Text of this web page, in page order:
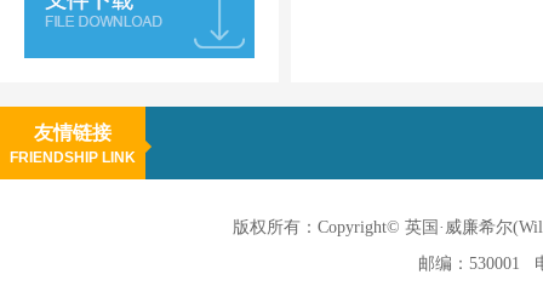
友情链接
FRIENDSHIP LINK
版权所有：Copyright© 英国·威廉希尔
邮编：530001